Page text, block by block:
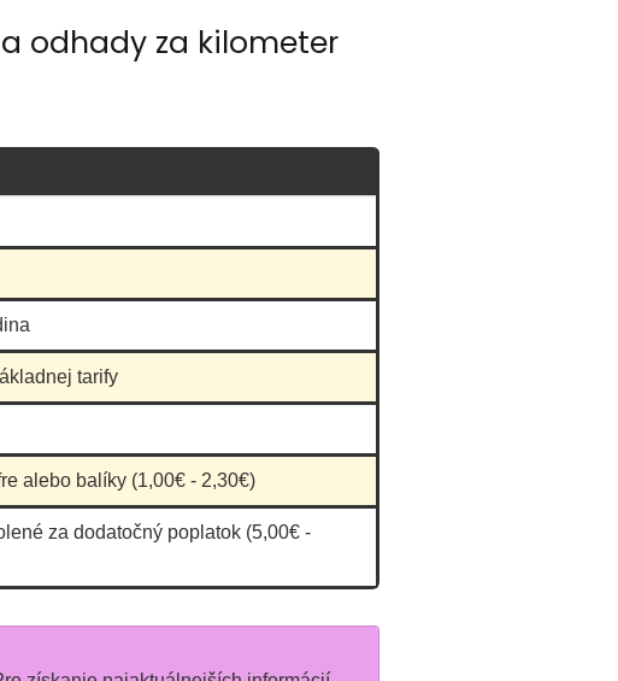
odhady za kilometer
tarify
alebo balíky (1,00€ - 2,30€)
za dodatočný poplatok (5,00€ -